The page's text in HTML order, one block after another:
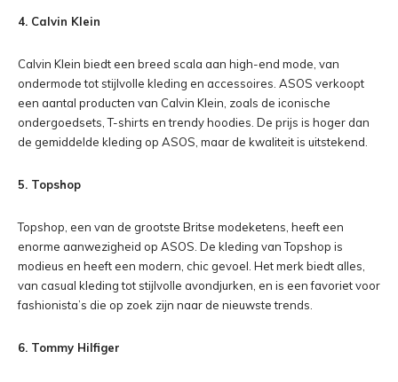
4. Calvin Klein
Calvin Klein biedt een breed scala aan high-end mode, van
ondermode tot stijlvolle kleding en accessoires. ASOS verkoopt
een aantal producten van Calvin Klein, zoals de iconische
ondergoedsets, T-shirts en trendy hoodies. De prijs is hoger dan
de gemiddelde kleding op ASOS, maar de kwaliteit is uitstekend.
5. Topshop
Topshop, een van de grootste Britse modeketens, heeft een
enorme aanwezigheid op ASOS. De kleding van Topshop is
modieus en heeft een modern, chic gevoel. Het merk biedt alles,
van casual kleding tot stijlvolle avondjurken, en is een favoriet voor
fashionista’s die op zoek zijn naar de nieuwste trends.
6. Tommy Hilfiger